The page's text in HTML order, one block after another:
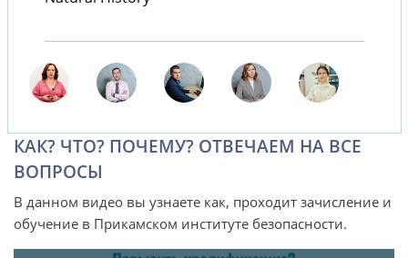
КАК? ЧТО? ПОЧЕМУ? ОТВЕЧАЕМ НА ВСЕ
ВОПРОСЫ
В данном видео вы узнаете как, проходит зачисление и
обучение в Прикамском институте безопасности.